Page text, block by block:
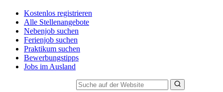
Kostenlos registrieren
Alle Stellenangebote
Nebenjob suchen
Ferienjob suchen
Praktikum suchen
Bewerbungstipps
Jobs im Ausland